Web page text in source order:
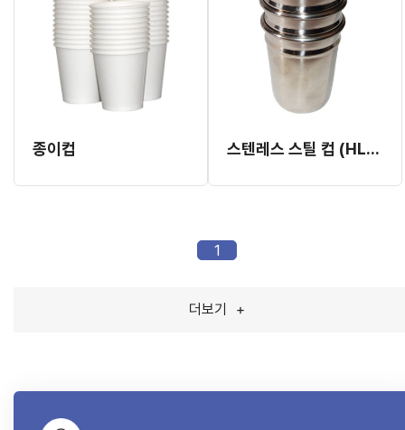
종이컵 스텐레스 스틸 컵 (HL03211-01) (10ea)
1
더보기 +